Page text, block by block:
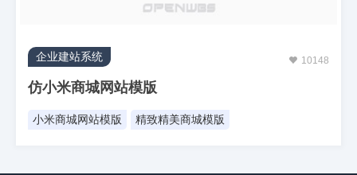
企业建站系统 10148
仿小米商城网站模版
小米商城网站模版 精致精美商城模版